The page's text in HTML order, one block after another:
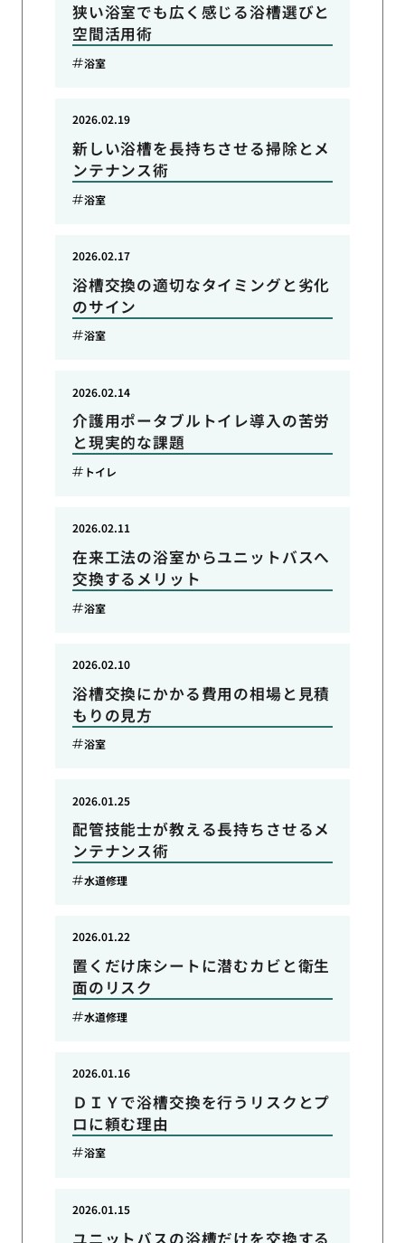
狭い浴室でも広く感じる浴槽選びと
空間活用術
浴室
新しい浴槽を長持ちさせる掃除とメ
ンテナンス術
2026.02.19
浴室
浴槽交換の適切なタイミングと劣化
のサイン
2026.02.17
浴室
介護用ポータブルトイレ導入の苦労
と現実的な課題
2026.02.14
トイレ
在来工法の浴室からユニットバスへ
交換するメリット
2026.02.11
浴室
浴槽交換にかかる費用の相場と見積
もりの見方
2026.02.10
浴室
配管技能士が教える長持ちさせるメ
ンテナンス術
2026.01.25
水道修理
置くだけ床シートに潜むカビと衛生
面のリスク
2026.01.22
水道修理
ＤＩＹで浴槽交換を行うリスクとプ
ロに頼む理由
2026.01.16
浴室
ユニットバスの浴槽だけを交換する
2026.01.15